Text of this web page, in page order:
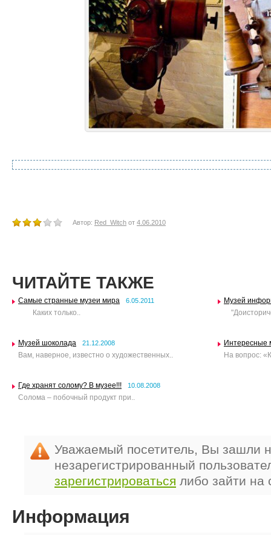
Автор: Red_Witch от 4.06.2010
ЧИТАЙТЕ ТАКЖЕ
Самые странные музеи мира 6.05.2011
Каких только..
Музей
Музей шоколада 21.12.2008
Вам, наверное, известно о художественных..
Интересные
На вопрос:
Где хранят солому? В музее!!! 10.08.2008
Солома – побочный продукт при..
Уважаемый посетитель, Вы зашли
незарегистрированный
зарегистрироваться либо зайти на
Информация